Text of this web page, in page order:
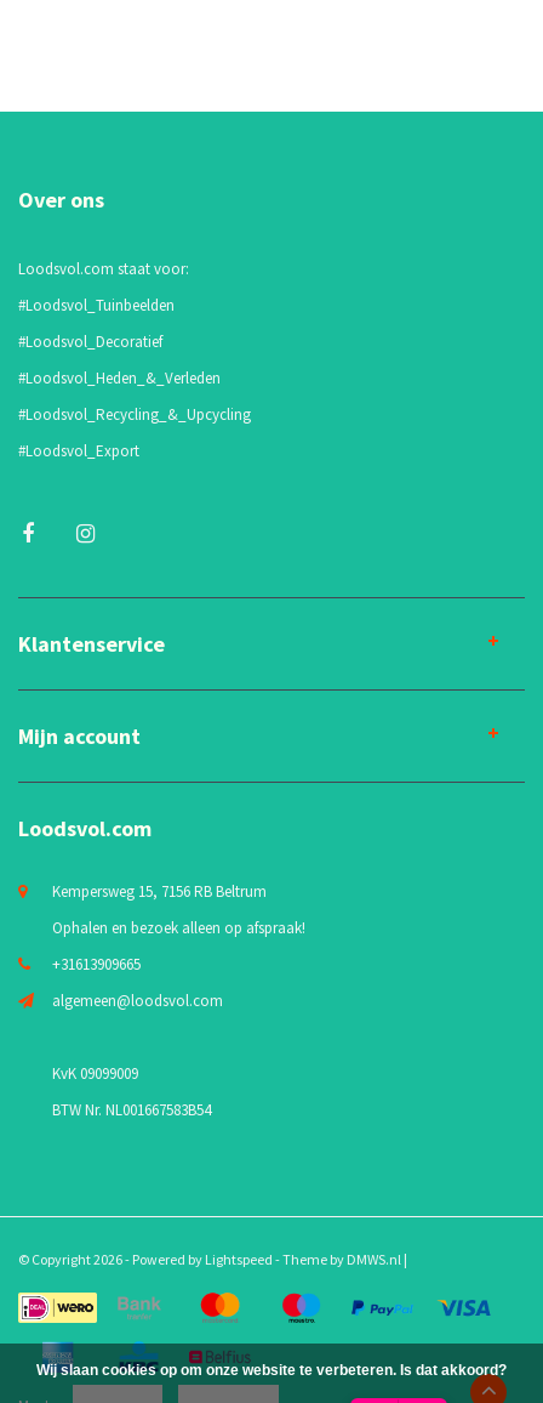
Over ons
Loodsvol.com staat voor:
#Loodsvol_Tuinbeelden
#Loodsvol_Decoratief
#Loodsvol_Heden_&_Verleden
#Loodsvol_Recycling_&_Upcycling
#Loodsvol_Export
Klantenservice
Mijn account
Loodsvol.com
Kempersweg 15, 7156 RB Beltrum
Ophalen en bezoek alleen op afspraak!
+31613909665
algemeen@loodsvol.com
KvK 09099009
BTW Nr. NL001667583B54
© Copyright 2026 - Powered by Lightspeed - Theme by DMWS.nl |
Wij slaan cookies op om onze website te verbeteren. Is dat akkoord?